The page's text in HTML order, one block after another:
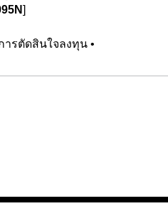
]
รตัดสินใจลงทุน •